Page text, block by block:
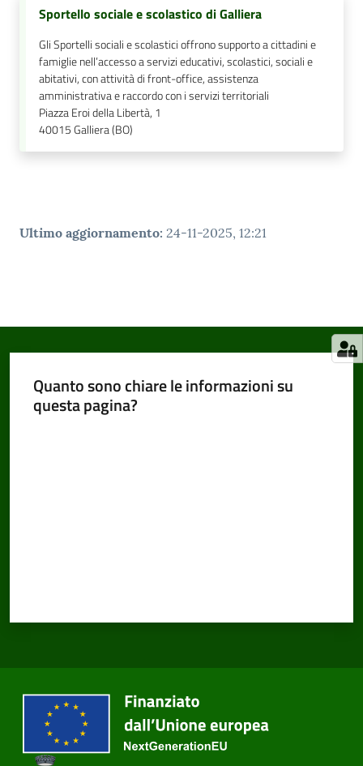
Sportello sociale e scolastico di Galliera
Gli Sportelli sociali e scolastici offrono supporto a cittadini e
famiglie nell’accesso a servizi educativi, scolastici, sociali e
abitativi, con attività di front-office, assistenza
amministrativa e raccordo con i servizi territoriali
Piazza Eroi della Libertà, 1
40015Galliera (BO)
Ultimo aggiornamento: 24-11-2025, 12:21
Quanto sono chiare le informazioni su
questa pagina?